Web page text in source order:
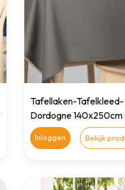
Tafellaken-Tafelkleed-
Dordogne 140x250cm
Inloggen Bekijk